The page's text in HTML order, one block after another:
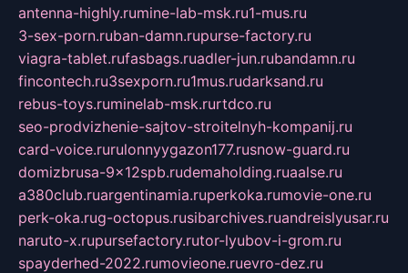
antenna-highly.rumine-lab-msk.ru1-mus.ru
3-sex-porn.ruban-damn.rupurse-factory.ru
viagra-tablet.rufasbags.ruadler-jun.rubandamn.ru
fincontech.ru3sexporn.ru1mus.rudarksand.ru
rebus-toys.ruminelab-msk.rurtdco.ru
seo-prodvizhenie-sajtov-stroitelnyh-kompanij.ru
card-voice.rurulonnyygazon177.rusnow-guard.ru
domizbrusa-9x12spb.rudemaholding.ruaalse.ru
a380club.ruargentinamia.ruperkoka.rumovie-one.ru
perk-oka.rug-octopus.rusibarchives.ruandreislyusar.ru
naruto-x.rupursefactory.rutor-lyubov-i-grom.ru
spayderhed-2022.rumovieone.ruevro-dez.ru